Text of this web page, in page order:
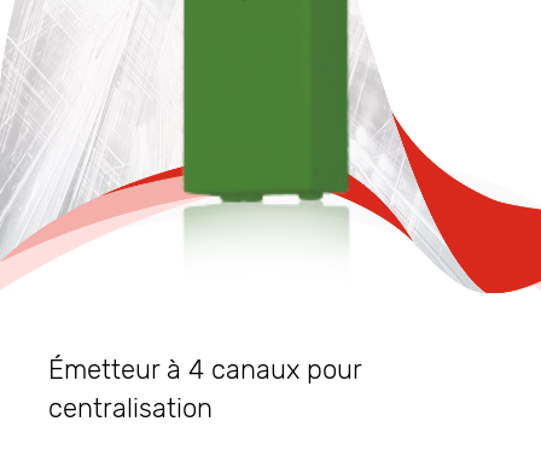
Émetteur à 4 canaux pour
centralisation